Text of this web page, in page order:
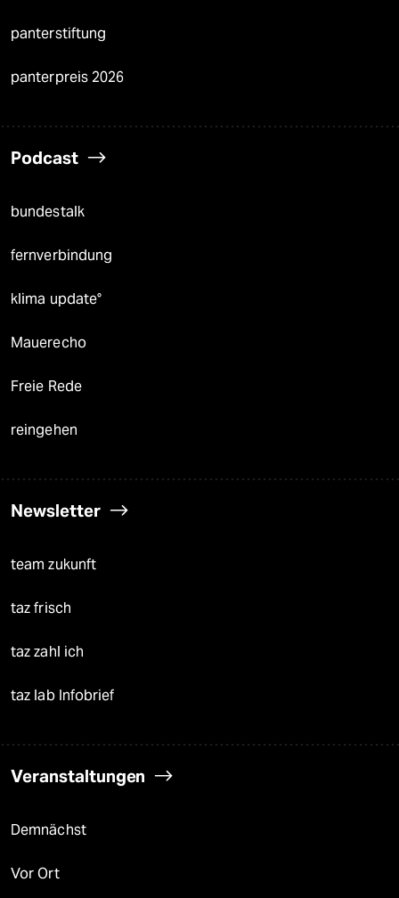
panterstiftung
panterpreis 2026
Podcast
bundestalk
fernverbindung
klima update°
Mauerecho
Freie Rede
reingehen
Newsletter
team zukunft
taz frisch
taz zahl ich
taz lab Infobrief
Veranstaltungen
Demnächst
Vor Ort